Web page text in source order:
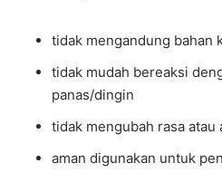
tidak mengandung bahan
tidak mudah bereaksi
panas/dingin
tidak mengubah rasa atau
aman digunakan untuk